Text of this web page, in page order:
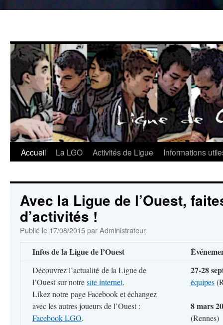
Accueil La LGO Activités de Ligue Informations
Avec la Ligue de l’Ouest,
d’activités !
Publié le 17/08/2015parAdministrateur
Infos de la Ligue de l’Ouest
Découvrez l’actualité de la Ligue de
l’Ouest sur notresite internet.
Likez notre page Facebook et échangez
avec les autres joueurs de l’Ouest :
Facebook LGO.
27-28
équipes
8 mars
(Rennes)